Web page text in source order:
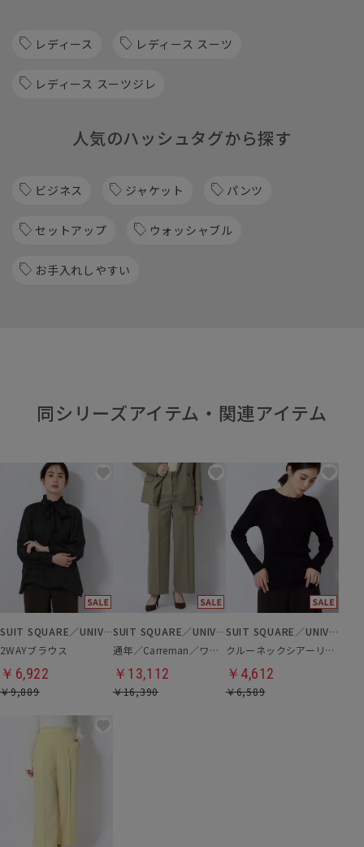
レディース レディース スーツ
レディース スーツジレ
人気のハッシュタグから探す
ビジネス ジャケット パンツ
セットアップ ウォッシャブル
お手入れしやすい
同シリーズアイテム・関連アイテム
SUIT SQUARE／UNIVERSAL LANGUAGE／WHITE
2WAYブラウス
￥6,922
￥9,889
SUIT SQUARE／UNIVERSAL LANGUAGE／WHITE
通年／Carreman／ワイドパンツ
￥13,112
￥16,390
SUIT SQUARE／UNIVERSAL LANGUAGE
クルーネックシアーリブニット
￥4,612
￥6,589